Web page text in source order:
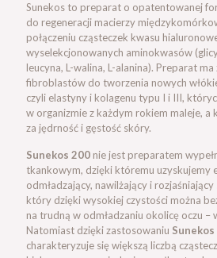
Sunekos to preparat o opatentowanej
do regeneracji macierzy
połączeniu cząsteczek kwasu
wyselekcjonowanych aminokwasów
leucyna, L-walina, L-alanina). Preparat
fibroblastów do tworzenia nowych
czyli elastyny i kolagenu typu I i III,
w organizmie z każdym rokiem maleje,
za jędrność i gęstość skóry.
Sunekos 200 nie jest preparatem
tkankowym, dzięki któremu uzyskujemy
odmładzający, nawilżający i
który dzięki wysokiej czystości można
na trudną w odmładzaniu okolicę oczu ­–
Natomiast dzięki zastosowaniu
charakteryzuje się większą liczbą